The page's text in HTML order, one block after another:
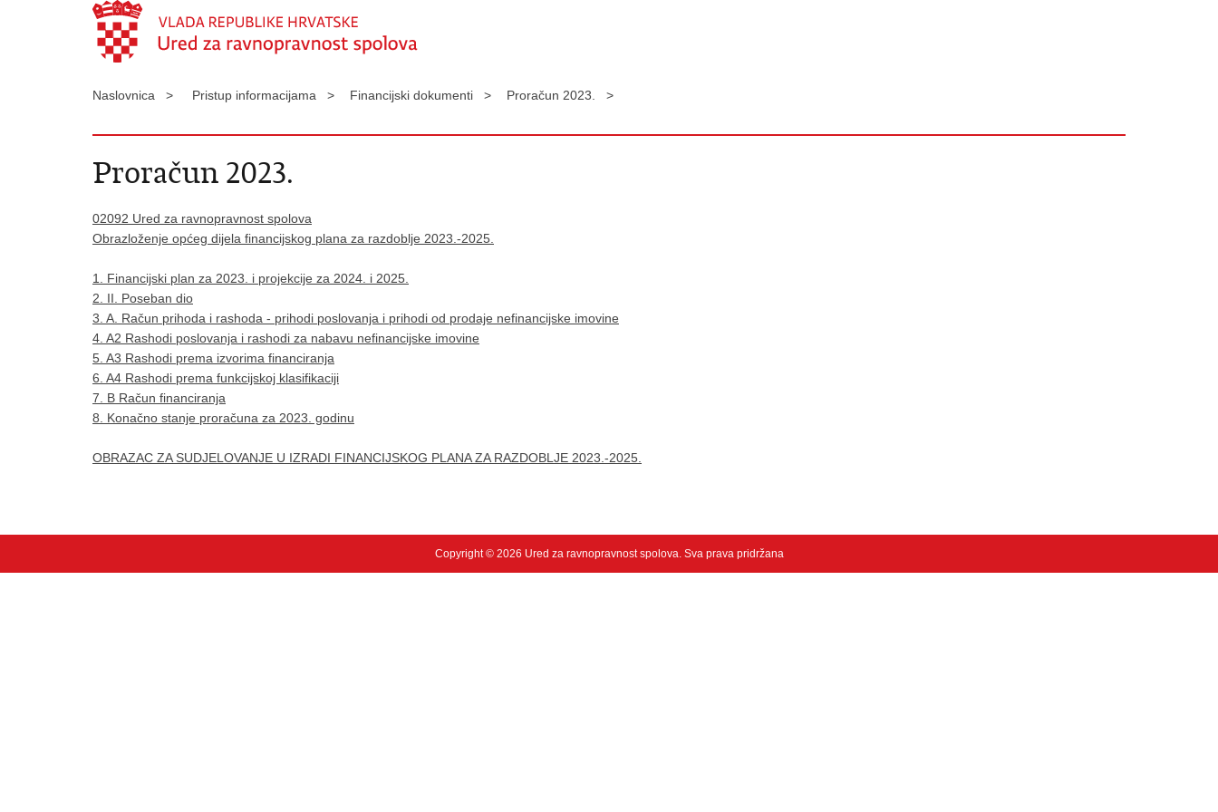
Naslovnica > Pristup informacijama > Financijski dokumenti > Proračun 2023. >
Proračun 2023.
02092 Ured za ravnopravnost spolova
Obrazloženje općeg dijela financijskog plana za razdoblje 2023.-2025.
1. Financijski plan za 2023. i projekcije za 2024. i 2025.
2. II. Poseban dio
3. A. Račun prihoda i rashoda - prihodi poslovanja i prihodi od prodaje nefinancijske imovine
4. A2 Rashodi poslovanja i rashodi za nabavu nefinancijske imovine
5. A3 Rashodi prema izvorima financiranja
6. A4 Rashodi prema funkcijskoj klasifikaciji
7. B Račun financiranja
8. Konačno stanje proračuna za 2023. godinu
OBRAZAC ZA SUDJELOVANJE U IZRADI FINANCIJSKOG PLANA ZA RAZDOBLJE 2023.-2025.
Copyright © 2026 Ured za ravnopravnost spolova. Sva prava pridržana